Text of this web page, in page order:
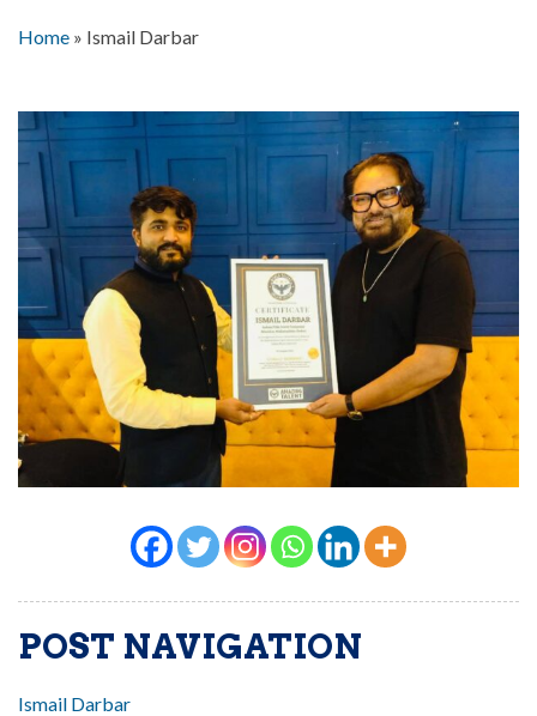
Home » Ismail Darbar
POST NAVIGATION
Ismail Darbar